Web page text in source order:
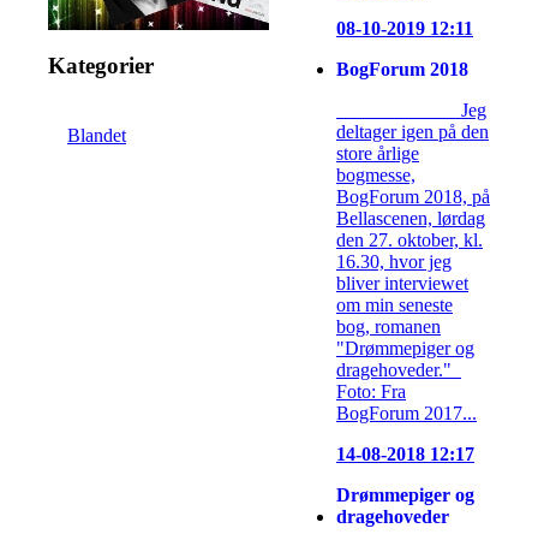
Kategorier
Blandet
08-10-2019 12:11
BogForum 2018
Jeg
deltager igen på den
store årlige
bogmesse,
BogForum 2018, på
Bellascenen, lørdag
den 27. oktober, kl.
16.30, hvor jeg
bliver interviewet
om min seneste
bog, romanen
"Drømmepiger og
dragehoveder."
Foto: Fra
BogForum 2017...
14-08-2018 12:17
Drømmepiger og
dragehoveder